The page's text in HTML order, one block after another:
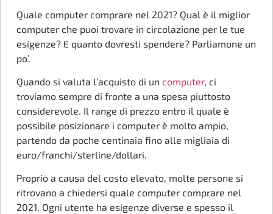
Quale computer comprare nel 2021? Qual è il miglior
computer che puoi trovare in circolazione per le tue
esigenze? E quanto dovresti spendere? Parliamone un
po’.
Quando si valuta l’acquisto di un computer, ci
troviamo sempre di fronte a una spesa piuttosto
considerevole. Il range di prezzo entro il quale è
possibile posizionare i computer è molto ampio,
partendo da poche centinaia fino alle migliaia di
euro/franchi/sterline/dollari.
Proprio a causa del costo elevato, molte persone si
ritrovano a chiedersi quale computer comprare nel
2021. Ogni utente ha esigenze diverse e spesso il